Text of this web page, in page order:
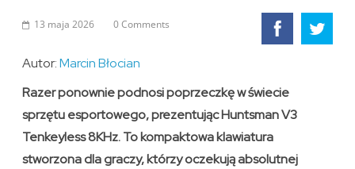
13 maja 2026 0 Comments
Autor:Marcin Błocian
Razer ponownie podnosi poprzeczkę w świecie
sprzętu esportowego, prezentując Huntsman V3
Tenkeyless 8KHz. To kompaktowa klawiatura
stworzona dla graczy, którzy oczekują absolutnej